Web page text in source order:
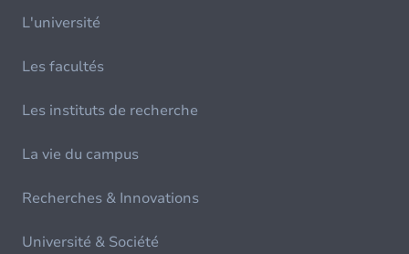
L'université
Les facultés
Les instituts de recherche
La vie du campus
Recherches & Innovations
Université & Société